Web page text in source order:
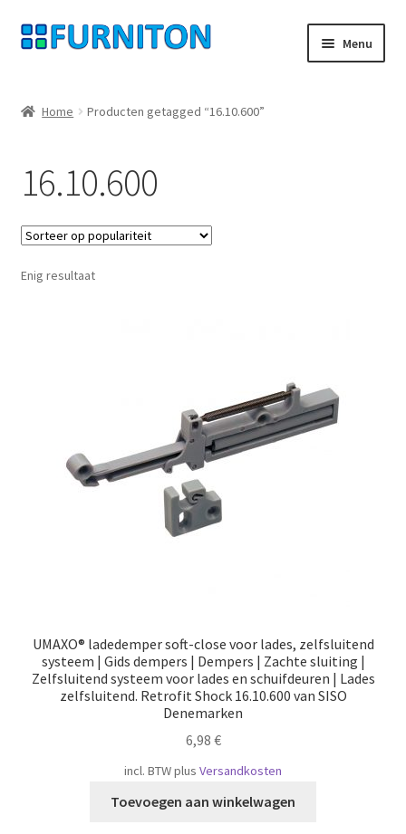
Ga
door
navigatie
Ga
naar
inhoud
Menu
Gegevensbescherming
Herroepingsrecht
Neem contact op met
Home Producten getagged “16.10.600”
16.10.600
Enig resultaat
UMAXO® ladedemper soft-close voor lades, zelfsluitend
systeem | Gids dempers | Dempers | Zachte sluiting |
Zelfsluitend systeem voor lades en schuifdeuren | Lades
zelfsluitend. Retrofit Shock 16.10.600 van SISO
Denemarken
6,98 €
incl. BTWplus Versandkosten
Toevoegen aan winkelwagen